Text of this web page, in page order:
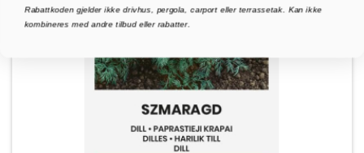
Rabattkoden gjelder ikke drivhus, pergola, carport eller terrassetak. Kan ikke
kombineres med andre tilbud eller rabatter.